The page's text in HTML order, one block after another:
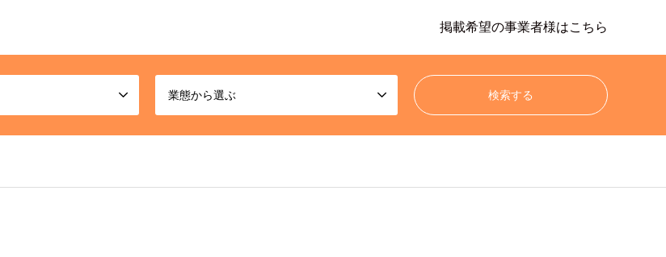
掲載希望の事業者様はこちら
業態から選ぶ